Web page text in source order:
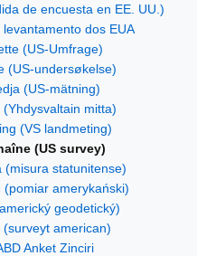
de encuesta en EE. UU.)
dos EUA
(US-Umfrage)
(US-undersøkelse)
(US-mätning)
mitta)
(VS landmeting)
(US survey)
(misura statunitense)
(pomiar amerykański)
geodetický)
american)
Anket Zinciri